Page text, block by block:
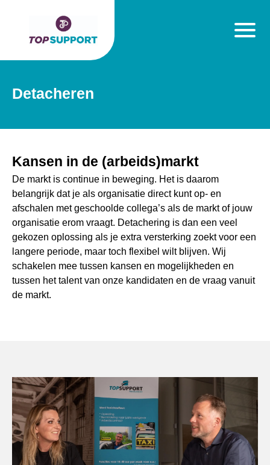
Detacheren
Kansen in de (arbeids)markt
De markt is continue in beweging. Het is daarom
belangrijk dat je als organisatie direct kunt op- en
afschalen met geschoolde collega’s als de markt of jouw
organisatie erom vraagt. Detachering is dan een veel
gekozen oplossing als je extra versterking zoekt voor een
langere periode, maar toch flexibel wilt blijven. Wij
schakelen mee tussen kansen en mogelijkheden en
tussen het talent van onze kandidaten en de vraag vanuit
de markt.